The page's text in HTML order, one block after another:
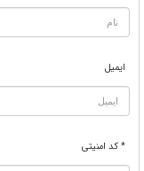
ایمیل
* کد امنیتی